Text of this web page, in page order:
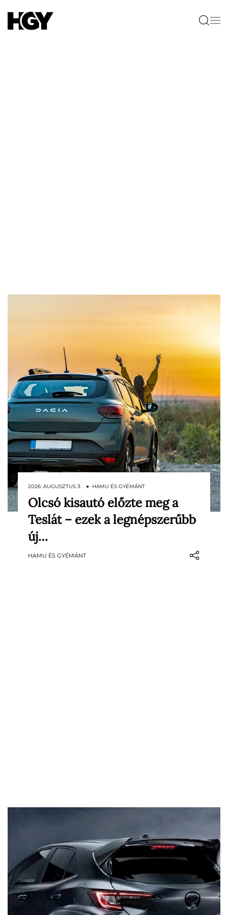
A villanyautók egyre nagyobb szeletet
hasítanak ki az európai piacból, a vásárlók
kedvenc modellje azonban továbbra is
egy hagyományos, kedvező árú kisautó. A
Dacia Sandero 2026 első felében is
2026. AUGUSZTUS 3. ● HAMU ÉS GYÉMÁNT
Olcsó kisautó előzte meg a
Teslát – ezek a legnépszerűbb
új…
HAMU ÉS GYÉMÁNT